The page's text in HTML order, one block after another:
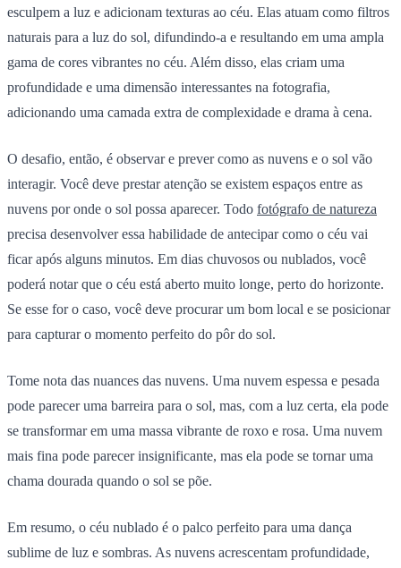
esculpem a luz e adicionam texturas ao céu. Elas atuam como filtros
naturais para a luz do sol, difundindo-a e resultando em uma ampla
gama de cores vibrantes no céu. Além disso, elas criam uma
profundidade e uma dimensão interessantes na fotografia,
adicionando uma camada extra de complexidade e drama à cena.
O desafio, então, é observar e prever como as nuvens e o sol vão
interagir. Você deve prestar atenção se existem espaços entre as
nuvens por onde o sol possa aparecer. Todo fotógrafo de natureza
precisa desenvolver essa habilidade de antecipar como o céu vai
ficar após alguns minutos. Em dias chuvosos ou nublados, você
poderá notar que o céu está aberto muito longe, perto do horizonte.
Se esse for o caso, você deve procurar um bom local e se posicionar
para capturar o momento perfeito do pôr do sol.
Tome nota das nuances das nuvens. Uma nuvem espessa e pesada
pode parecer uma barreira para o sol, mas, com a luz certa, ela pode
se transformar em uma massa vibrante de roxo e rosa. Uma nuvem
mais fina pode parecer insignificante, mas ela pode se tornar uma
chama dourada quando o sol se põe.
Em resumo, o céu nublado é o palco perfeito para uma dança
sublime de luz e sombras. As nuvens acrescentam profundidade,